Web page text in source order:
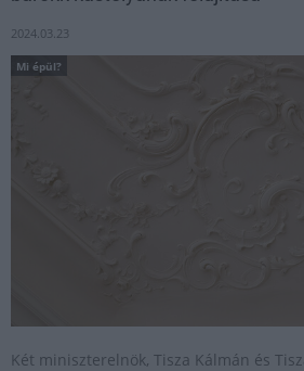
2024.03.23
Mi épül?
Két miniszterelnök, Tisza Kálmán és